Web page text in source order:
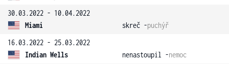
30.03.2022 - 10.04.2022
Miami
skreč -puchýř
16.03.2022 - 25.03.2022
Indian Wells
nenastoupil -nemoc